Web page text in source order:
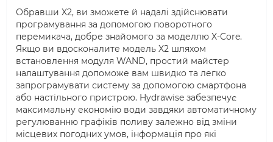
Обравши X2, ви зможете й надалі здійснювати
програмування за допомогою поворотного
перемикача, добре знайомого за моделлю X-Core.
Якщо ви вдосконалите модель X2 шляхом
встановлення модуля WAND, простий майстер
налаштування допоможе вам швидко та легко
запрограмувати систему за допомогою смартфона
або настільного пристрою. Hydrawise забезпечує
максимальну економію води завдяки автоматичному
регулюванню графіків поливу залежно від зміни
місцевих погодних умов, інформація про які